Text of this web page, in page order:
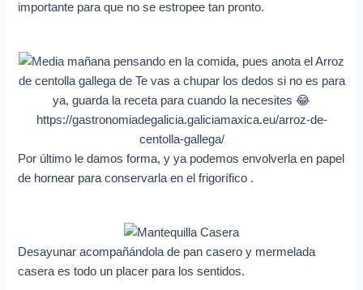
importante para que no se estropee tan pronto.
Por último le damos forma, y ya podemos envolverla en papel
de hornear para conservarla en el frigorífico .
Desayunar acompañándola de pan casero y mermelada
casera es todo un placer para los sentidos.